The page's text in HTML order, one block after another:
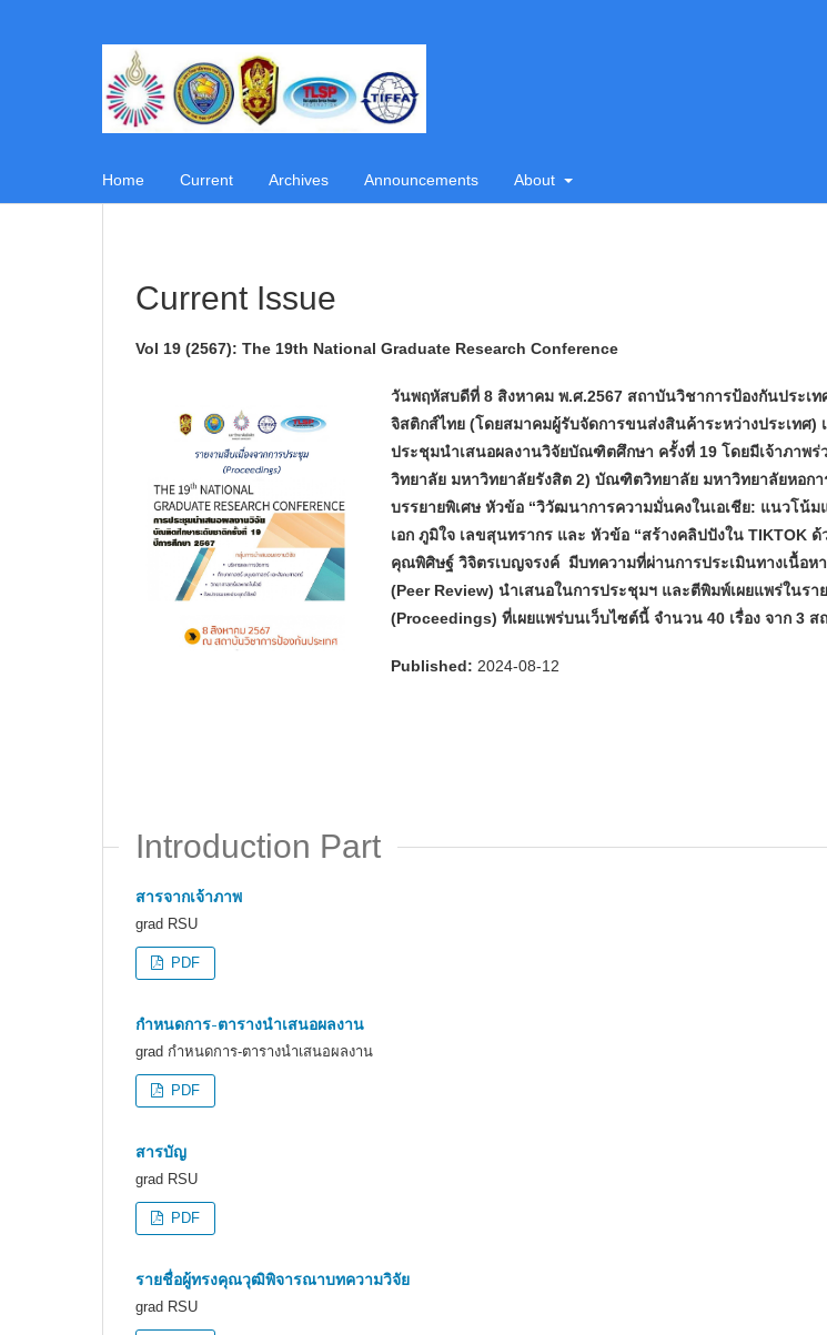
Home Current Archives Announcements About
Current Issue
Vol 19 (2567): The 19th National Graduate Research Conference
วันพฤหัสบดีที่ 8 สิงหาคม พ.ศ.2567 สถาบันวิชาการป้องกันประเ
จิสติกส์ไทย (โดยสมาคมผู้รับจัดการขนส่งสินค้าระหว่างประเทศ)
ประชุมนำเสนอผลงานวิจัยบัณฑิตศึกษา ครั้งที่ 19 โดยมีเจ้าภาพ
วิทยาลัย มหาวิทยาลัยรังสิต 2) บัณฑิตวิทยาลัย มหาวิทยาลัยหอกา
บรรยายพิเศษ หัวข้อ “วิวัฒนาการความมั่นคงในเอเชีย: แนวโน้ม
เอก ภูมิใจ เลขสุนทรากร และ หัวข้อ “สร้างคลิปปังใน TIKTOK ด้
คุณพิศิษฐ์ วิจิตรเบญจรงค์ มีบทความที่ผ่านการประเมินทางเนื้อห
(Peer Review) นำเสนอในการประชุมฯ และตีพิมพ์เผยแพร่ในรา
(Proceedings) ที่เผยแพร่บนเว็บไซต์นี้ จำนวน 40 เรื่อง จาก 3 ส
Published: 2024-08-12
Introduction Part
สารจากเจ้าภาพ
grad RSU
PDF
กำหนดการ-ตารางนำเสนอผลงาน
grad กำหนดการ-ตารางนำเสนอผลงาน
PDF
สารบัญ
grad RSU
PDF
รายชื่อผู้ทรงคุณวุฒิพิจารณาบทความวิจัย
grad RSU